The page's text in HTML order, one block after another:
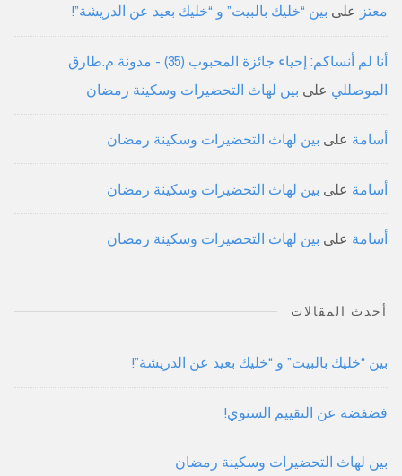
معتز على بين “خليك بالبيت” و “خليك بعيد عن الدريشة”!
أنا لم أنساكم: إحياء جائزة المحبوب (35) - مدونة م.طارق
الموصللي على بين لهاث التحضيرات وسكينة رمضان
أسامة على بين لهاث التحضيرات وسكينة رمضان
أسامة على بين لهاث التحضيرات وسكينة رمضان
أسامة على بين لهاث التحضيرات وسكينة رمضان
أحدث المقالات
بين “خليك بالبيت” و “خليك بعيد عن الدريشة”!
فضفضة عن التقييم السنوي!
بين لهاث التحضيرات وسكينة رمضان